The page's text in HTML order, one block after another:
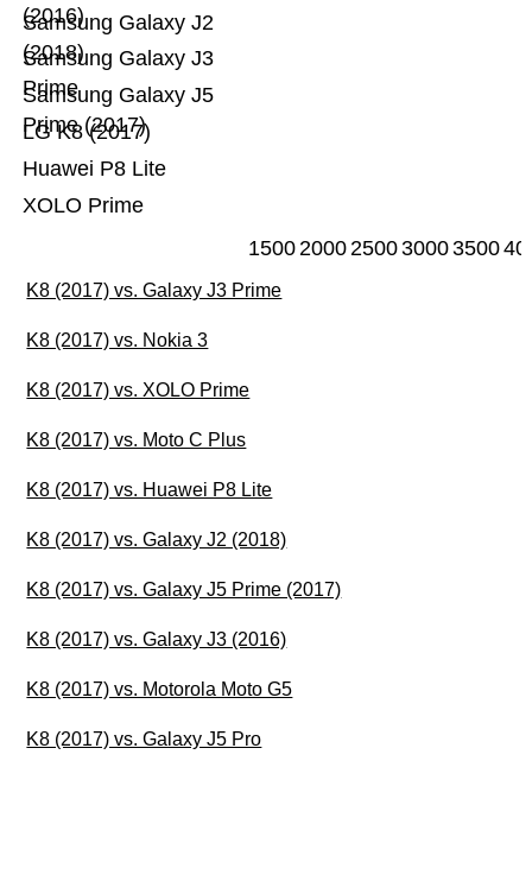
XOLO Prime
Huawei P8 Lite
LG K8 (2017)
Samsung Galaxy J5
Prime (2017)
Samsung Galaxy J3
Prime
Samsung Galaxy J2
(2018)
(2016)
15002000250030003500
K8 (2017) vs. Galaxy J3 Prime
K8 (2017) vs. Nokia 3
K8 (2017) vs. XOLO Prime
K8 (2017) vs. Moto C Plus
K8 (2017) vs. Huawei P8 Lite
K8 (2017) vs. Galaxy J2 (2018)
K8 (2017) vs. Galaxy J5 Prime (2017)
K8 (2017) vs. Galaxy J3 (2016)
K8 (2017) vs. Motorola Moto G5
K8 (2017) vs. Galaxy J5 Pro